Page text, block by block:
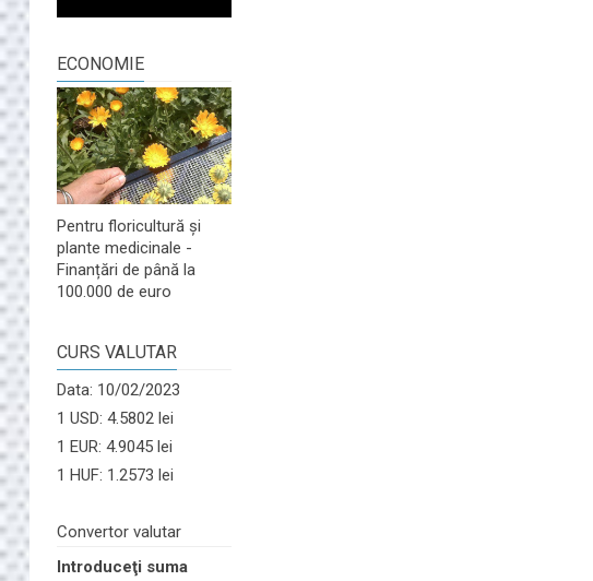
ECONOMIE
Pentru floricultură și
plante medicinale -
Finanțări de până la
100.000 de euro
CURS VALUTAR
Data: 10/02/2023
1 USD: 4.5802 lei
1 EUR: 4.9045 lei
1 HUF: 1.2573 lei
Convertor valutar
Introduceţi suma